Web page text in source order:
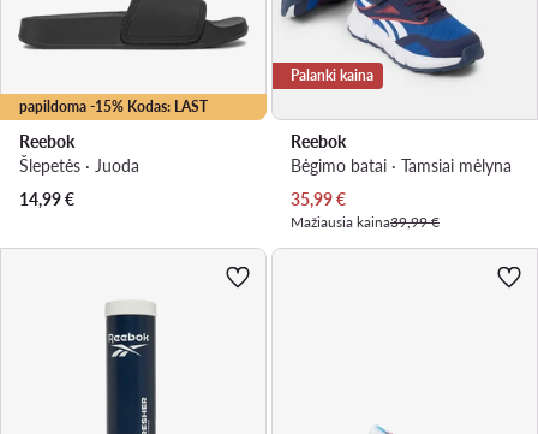
papildoma -15% Kodas: LAST
Reebok
Šlepetės · Juoda
14,99€
Palanki kaina
Reebok
Bėgimo batai · Tamsiai mėlyna
Dabartinė kaina
35,99€
Mažiausia kaina39,99 €